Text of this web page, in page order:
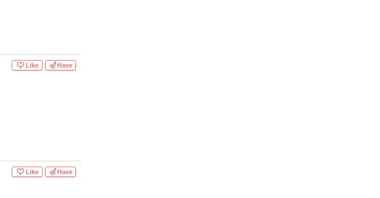
Like Have
Like Have